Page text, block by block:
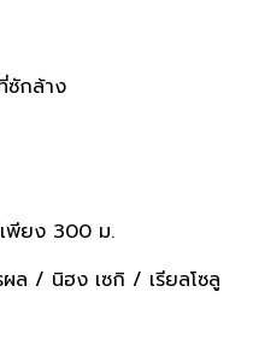
ซักล้าง
พียง 300 ม.
ล / นิฮง เซกิ / เรียลโซลู